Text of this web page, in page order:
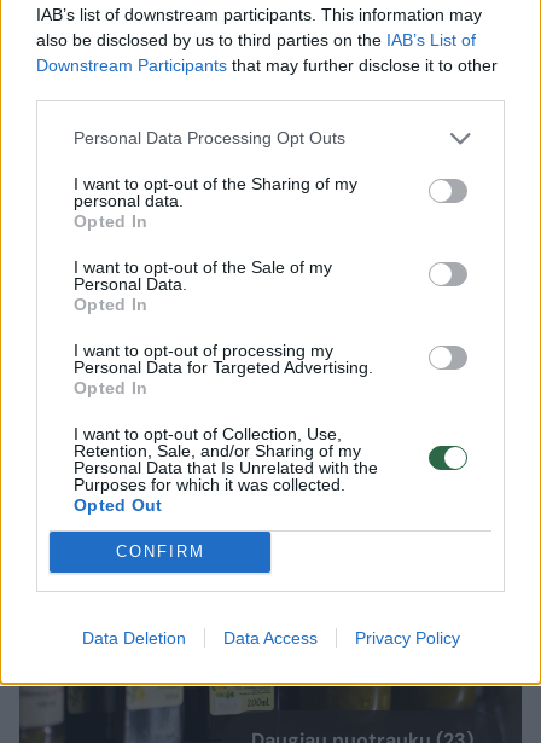
IAB’s list of downstream participants. This information may
also be disclosed by us to third parties on the IAB’s List of
Downstream Participants that may further disclose it to other
Personal Data Processing Opt Outs
I want to opt-out of the Sharing of my
personal data.
Opted In
I want to opt-out of the Sale of my
Personal Data.
Opted In
I want to opt-out of processing my
Personal Data for Targeted Advertising.
Opted In
I want to opt-out of Collection, Use,
Retention, Sale, and/or Sharing of my
Personal Data that Is Unrelated with the
Purposes for which it was collected.
Opted Out
CONFIRM
Data Deletion Data Access Privacy Policy
Ceche ūkininkė spaudžia sultis, verda
uogienes, džemus. Naujausias atradimas –
žaliųjų pomidorų džemas.
Šie metai – tokie derlingi, kokių dar šiame
net ir kriaušės, kurios kelerius metus sunkiai
vedė vaisius ir Genovaitė netgi svarstė jas
iškirsti, šiemet taip užderėjo, kad ūkininkė
netgi nežino, kur reikės jas dėti.